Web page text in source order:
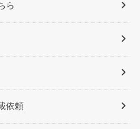
ら
依頼